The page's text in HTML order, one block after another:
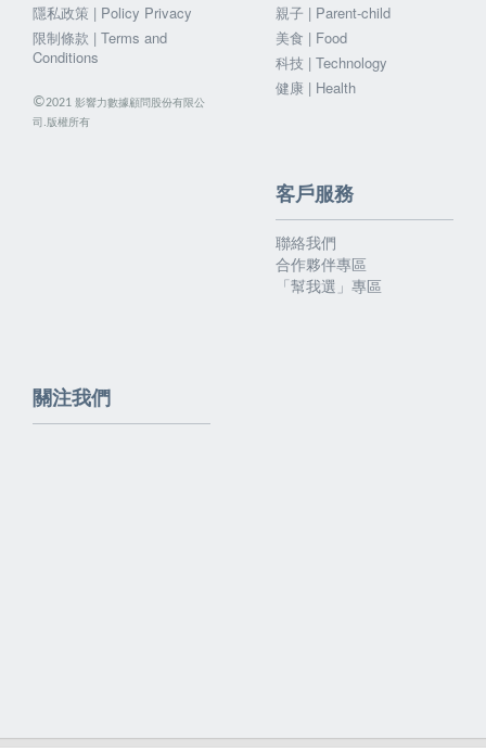
隱私政策 | Policy Privacy
限制條款 | Terms and
Conditions
©2021 影響力數據顧問股份有限公
司.版權所有
親子 | Parent-child
美食 | Food
科技 | Technology
健康 | Health
客戶服務
聯絡我們
合作夥伴專區
「幫我選」專區
關注我們